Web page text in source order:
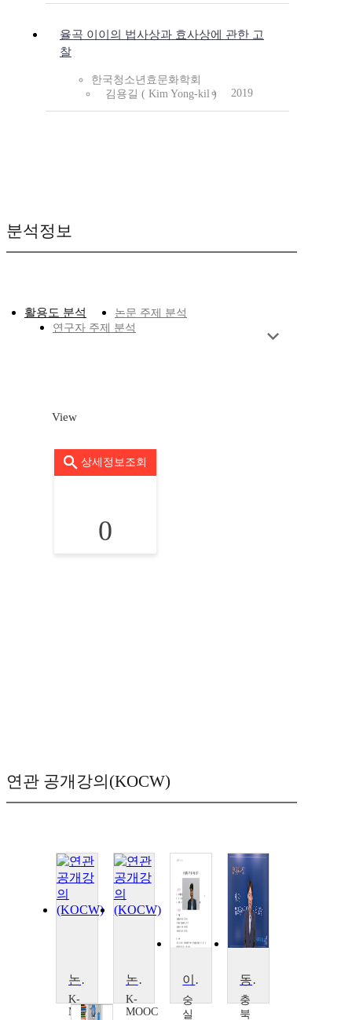
율곡 이이의 법사상과 효사상에 관한 고
찰
한국청소년효문화학회
김용길 ( Kim Yong-kil )
2019
분석정보
활용도 분석
논문 주제 분석
연구자 주제 분석
View
상세정보조회
0
연관 공개강의(KOCW)
논쟁으로 보는 한국 성리학
K-
MOOC
논쟁으로 보는 한국 성리학
K-
MOOC
이야기 한국철학
숭
실
동양윤리사상Ⅰ
충
북